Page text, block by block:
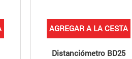
AGREGAR A LA CESTA
Distanciómetro BD25